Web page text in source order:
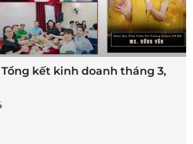
Tổng kết kinh doanh tháng 3,